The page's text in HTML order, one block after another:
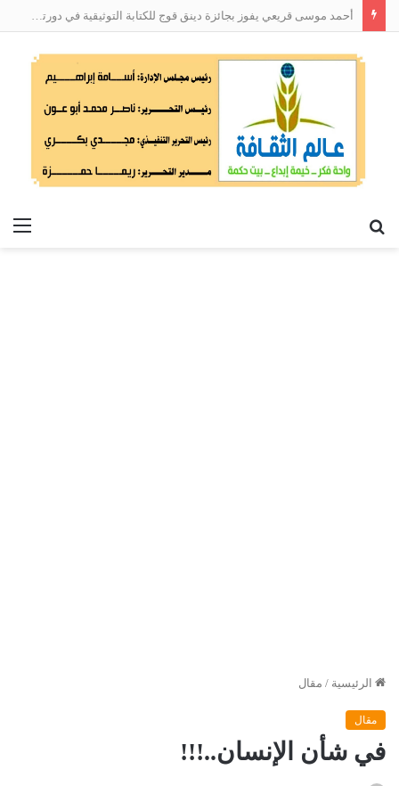
أحمد موسى قريعي يفوز بجائزة دينق قوج للكتابة التوثيقية في دورتها الأولى
الرئيسية / مقال
مقال
في شأن الإنسان..!!!